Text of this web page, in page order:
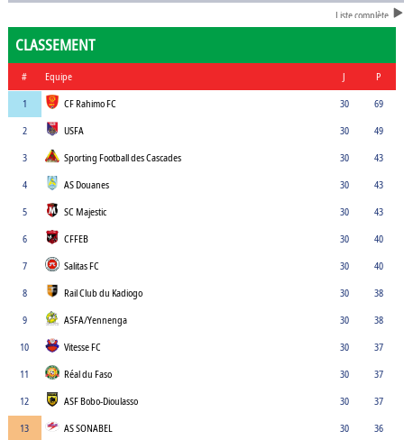
Liste complète
CLASSEMENT
# Equipe J
P
1
CF Rahimo FC 30
69
2
USFA 30
49
3
Sporting Football des Cascades 30
43
4
AS Douanes 30
43
5
SC Majestic 30
43
6
CFFEB 30
40
7
Salitas FC 30
40
8
Rail Club du Kadiogo 30
38
9
ASFA/Yennenga 30
38
10
Vitesse FC 30
37
11
Réal du Faso 30
37
12
ASF Bobo-Dioulasso 30
37
13
AS SONABEL 30
36